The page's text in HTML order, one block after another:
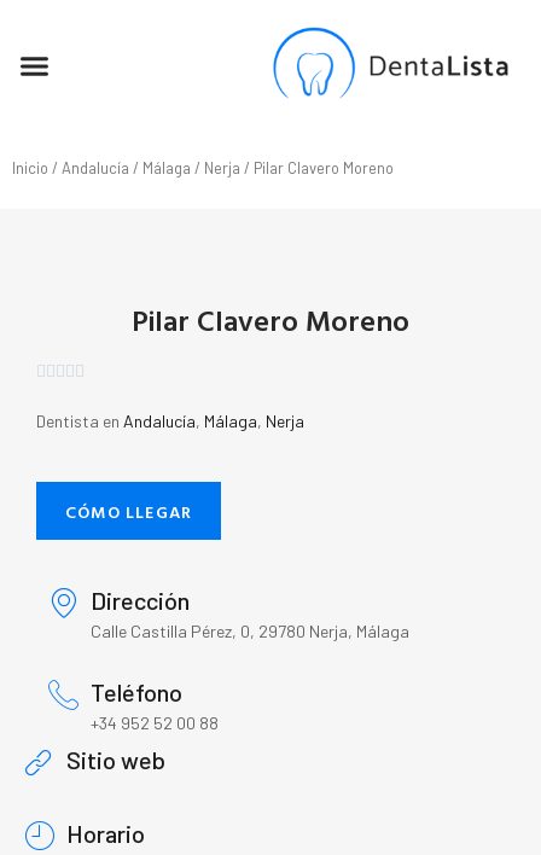
Inicio / Andalucía / Málaga / Nerja / Pilar Clavero Moreno
Pilar Clavero Moreno
    
Dentista en Andalucía, Málaga, Nerja
CÓMO LLEGAR
Dirección
Calle Castilla Pérez, 0, 29780 Nerja, Málaga
Teléfono
+34 952 52 00 88
Sitio web
Horario